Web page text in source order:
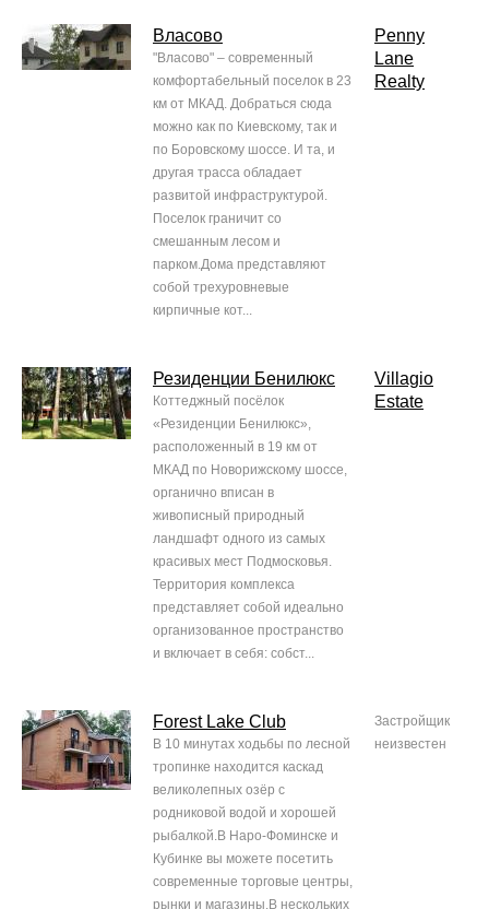
Власово
"Власово" – современный
комфортабельный поселок в 23
км от МКАД. Добраться сюда
можно как по Киевскому, так и
по Боровскому шоссе. И та, и
другая трасса обладает
развитой инфраструктурой.
Поселок граничит со
смешанным лесом и
парком.Дома представляют
собой трехуровневые
кирпичные кот...
Penny
Lane
Realty
Резиденции Бенилюкс
Коттеджный посёлок
«Резиденции Бенилюкс»,
расположенный в 19 км от
МКАД по Новорижскому шоссе,
органично вписан в
живописный природный
ландшафт одного из самых
красивых мест Подмосковья.
Территория комплекса
представляет собой идеально
организованное пространство
и включает в себя: собст...
Villagio
Estate
Forest Lake Club
В 10 минутах ходьбы по лесной
тропинке находится каскад
великолепных озёр с
родниковой водой и хорошей
рыбалкой.В Наро-Фоминске и
Кубинке вы можете посетить
современные торговые центры,
рынки и магазины.В нескольких
Застройщик
неизвестен